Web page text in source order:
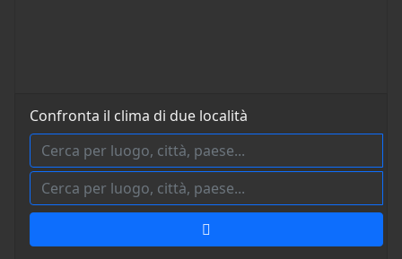
Confronta il clima di due località